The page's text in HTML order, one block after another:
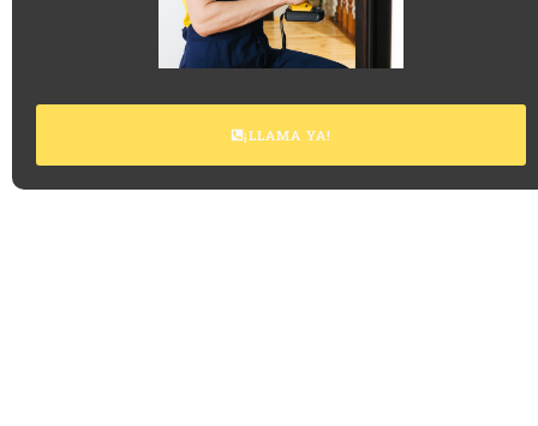
¡LLAMA YA!